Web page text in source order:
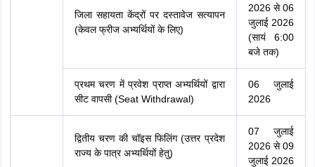
जिला सहायता केंद्रों पर दस्तावेज सत्यापन
(केवल फ्रीज अभ्यर्थियों के लिए)
2026 से 06
जुलाई 2026
(सायं 6:00
बजे तक)
प्रथम चरण में प्रवेश प्राप्त अभ्यर्थियों द्वारा
सीट वापसी (Seat Withdrawal)
06 जुलाई
2026
द्वितीय चरण की चॉइस फिलिंग (उत्तर प्रदेश
राज्य के पात्र अभ्यर्थियों हेतु)
07 जुलाई
2026 से 09
जुलाई 2026